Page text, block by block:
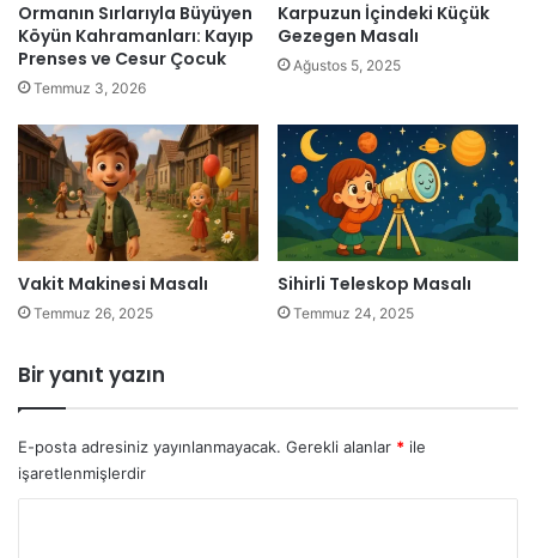
Ormanın Sırlarıyla Büyüyen
Köyün Kahramanları: Kayıp
Prenses ve Cesur Çocuk
Temmuz 3, 2026
Karpuzun İçindeki Küçük
Gezegen Masalı
Ağustos 5, 2025
Vakit Makinesi Masalı
Temmuz 26, 2025
Sihirli Teleskop Masalı
Temmuz 24, 2025
Bir yanıt yazın
E-posta adresiniz yayınlanmayacak. Gerekli alanlar * ile
işaretlenmişlerdir